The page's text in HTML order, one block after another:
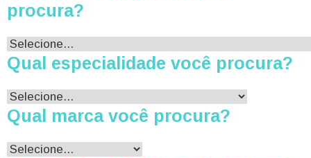
procura?
Qual especialidade você procura?
Qual marca você procura?